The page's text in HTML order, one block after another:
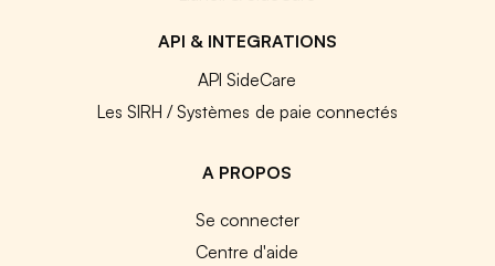
API & INTEGRATIONS
API SideCare
Les SIRH / Systèmes de paie connectés
A PROPOS
Se connecter
Centre d'aide